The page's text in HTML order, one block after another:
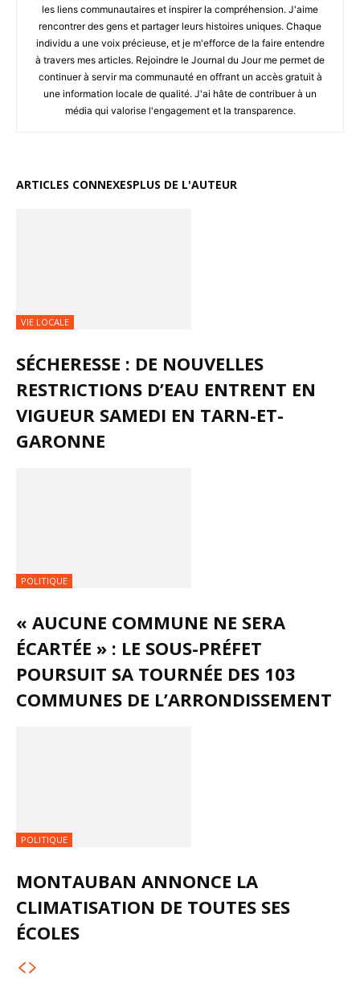
les liens communautaires et inspirer la compréhension. J'aime
rencontrer des gens et partager leurs histoires uniques. Chaque
individu a une voix précieuse, et je m'efforce de la faire entendre
à travers mes articles. Rejoindre le Journal du Jour me permet de
continuer à servir ma communauté en offrant un accès gratuit à
une information locale de qualité. J'ai hâte de contribuer à un
média qui valorise l'engagement et la transparence.
ARTICLES CONNEXESPLUS DE L'AUTEUR
VIE LOCALE
SÉCHERESSE : DE NOUVELLES
RESTRICTIONS D’EAU ENTRENT EN
VIGUEUR SAMEDI EN TARN-ET-
GARONNE
POLITIQUE
« AUCUNE COMMUNE NE SERA
ÉCARTÉE » : LE SOUS-PRÉFET
POURSUIT SA TOURNÉE DES 103
COMMUNES DE L’ARRONDISSEMENT
POLITIQUE
MONTAUBAN ANNONCE LA
CLIMATISATION DE TOUTES SES
ÉCOLES